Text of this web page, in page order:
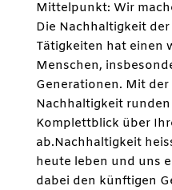
Mittelpunkt: Wir
Die Nachhaltigkeit
Tätigkeiten hat einen
Menschen,
Generationen. Mit
Nachhaltigkeit
Komplettblick über
ab.Nachhaltigkeit
heute leben und uns
dabei den künftigen